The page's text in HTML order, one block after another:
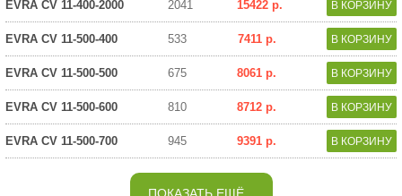
EVRA CV 11-400-2000 2041 15422 р.
EVRA CV 11-500-400 533 7411 р.
EVRA CV 11-500-500 675 8061 р.
EVRA CV 11-500-600 810 8712 р.
EVRA CV 11-500-700 945 9391 р.